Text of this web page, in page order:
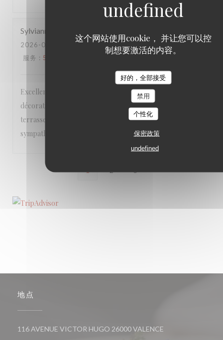
这个网站使用cookie， 并让您可以控
制想要激活的内容。
好的，全部接受
禁用
个性化
保密政策
undefined
Sylvianne
2026-06-21
- 12:30 - 来宾 4
服务 : 5
Excellente table dans un lieu accueillant et chaleureux, à la
décoration soignée, que ce soit à l’intérieur ou sur la
terrasse très agréable. Le personnel est vraiment
sympathique!
1 2 3
地点
116 AVENUE VICTOR HUGO 26000 VALENCE